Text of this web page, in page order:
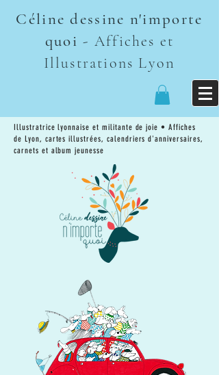
Céline dessine n'importe
quoi - Affiches et
Illustrations Lyon
Illustratrice lyonnaise et militante de joie • Affiches
de Lyon, cartes illustrées, calendriers d'anniversaires,
carnets et album jeunesse